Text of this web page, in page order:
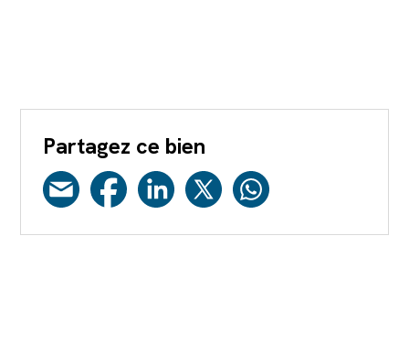
Partagez ce bien